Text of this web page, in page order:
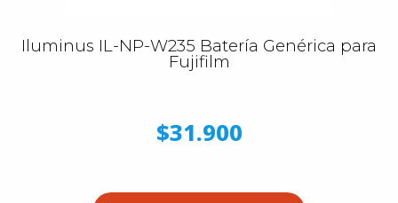
Iluminus IL-NP-W235 Batería Genérica para
Fujifilm
$31.900